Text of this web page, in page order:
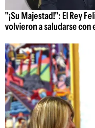
"¡Su Majestad!": El Rey
volvieron a saludarse